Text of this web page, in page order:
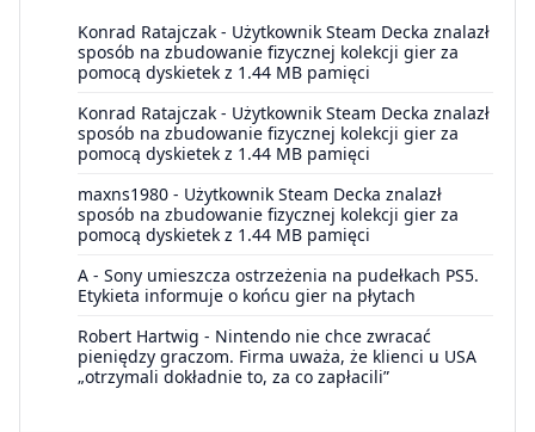
Konrad Ratajczak - Użytkownik Steam Decka znalazł
sposób na zbudowanie fizycznej kolekcji gier za
pomocą dyskietek z 1.44 MB pamięci
Konrad Ratajczak - Użytkownik Steam Decka znalazł
sposób na zbudowanie fizycznej kolekcji gier za
pomocą dyskietek z 1.44 MB pamięci
maxns1980 - Użytkownik Steam Decka znalazł
sposób na zbudowanie fizycznej kolekcji gier za
pomocą dyskietek z 1.44 MB pamięci
A - Sony umieszcza ostrzeżenia na pudełkach PS5.
Etykieta informuje o końcu gier na płytach
Robert Hartwig - Nintendo nie chce zwracać
pieniędzy graczom. Firma uważa, że klienci u USA
„otrzymali dokładnie to, za co zapłacili”